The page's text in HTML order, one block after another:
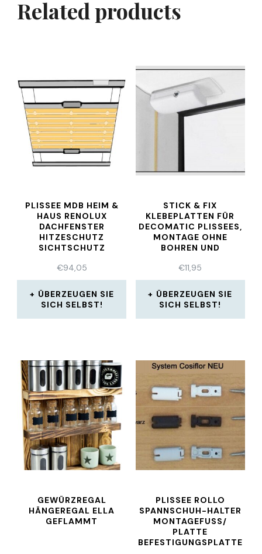
Related products
PLISSEE MDB HEIM &
HAUS RENOLUX
DACHFENSTER
HITZESCHUTZ
SICHTSCHUTZ
€94,05
ÜBERZEUGEN SIE
SICH SELBST!
STICK & FIX
KLEBEPLATTEN FÜR
DECOMATIC PLISSEES,
MONTAGE OHNE
BOHREN UND
€11,95
ÜBERZEUGEN SIE
SICH SELBST!
GEWÜRZREGAL
HÄNGEREGAL ELLA
GEFLAMMT
PLISSEE ROLLO
SPANNSCHUH-HALTER
MONTAGEFUSS/ P
LATTE B
EFESTIGUNGSPLATTE 4